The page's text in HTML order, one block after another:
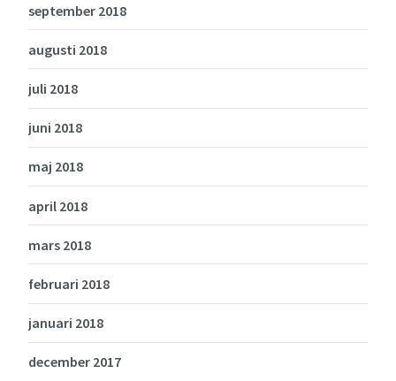
september 2018
augusti 2018
juli 2018
juni 2018
maj 2018
april 2018
mars 2018
februari 2018
januari 2018
december 2017